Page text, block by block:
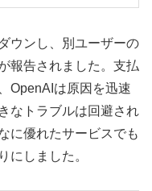
ウンし、別ユーザーの
報告されました。支払
OpenAIは原因を迅速
なトラブルは回避され
に優れたサービスでも
にしました。